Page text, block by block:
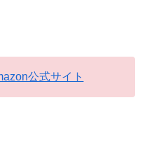
公式サイト